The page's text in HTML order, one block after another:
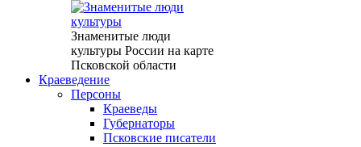
Знаменитые люди
культуры России на карте
Псковской области
Краеведение
Персоны
Краеведы
Губернаторы
Псковские писатели